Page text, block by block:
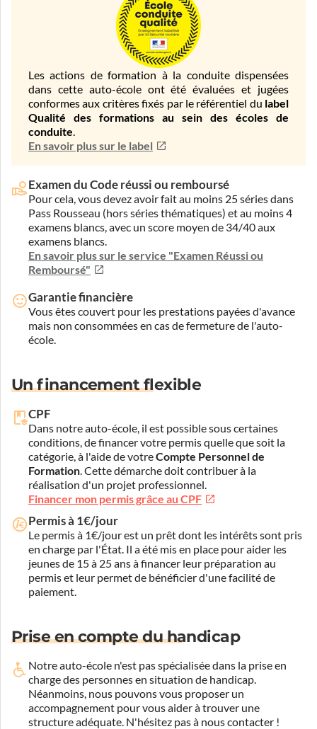
Les actions de formation à la conduite dispensées
dans cette auto-école ont été évaluées et jugées
conformes aux critères fixés par le référentiel du label
Qualité des formations au sein des écoles de
conduite.
En savoir plus sur le label
Examen du Code réussi ou remboursé
Pour cela, vous devez avoir fait au moins 25 séries dans
Pass Rousseau (hors séries thématiques) et au moins 4
examens blancs, avec un score moyen de 34/40 aux
examens blancs.
En savoir plus sur le service "Examen Réussi ou
Remboursé"
Garantie financière
Vous êtes couvert pour les prestations payées d'avance
mais non consommées en cas de fermeture de l'auto-
école.
Un financement flexible
CPF
Dans notre auto-école, il est possible sous certaines
conditions, de financer votre permis quelle que soit la
catégorie, à l'aide de votreCompte Personnel de
Formation. Cette démarche doit contribuer à la
réalisation d'un projet professionnel.
Financer mon permis grâce au CPF
Permis à 1€/jour
Le permis à 1€/jour est un prêt dont les intérêts sont pris
en charge par l'État. Il a été mis en place pour aider les
jeunes de 15 à 25 ans à financer leur préparation au
permis et leur permet de bénéficier d'une facilité de
paiement.
Prise en compte du handicap
Notre auto-école n'est pas spécialisée dans la prise en
charge des personnes en situation de handicap.
Néanmoins, nous pouvons vous proposer un
accompagnement pour vous aider à trouver une
structure adéquate. N'hésitez pas à nous contacter !